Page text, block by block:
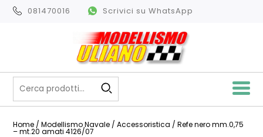
081470016 Scrivici su WhatsApp
Home /Modellismo Navale /Accessoristica / Refe nero mm.0,75
– mt.20 amati 4126/07